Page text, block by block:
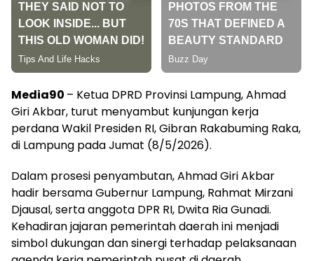
Media90 – Ketua DPRD Provinsi Lampung, Ahmad
Giri Akbar, turut menyambut kunjungan kerja
perdana Wakil Presiden RI, Gibran Rakabuming Raka,
di Lampung pada Jumat (8/5/2026).
Dalam prosesi penyambutan, Ahmad Giri Akbar
hadir bersama Gubernur Lampung, Rahmat Mirzani
Djausal, serta anggota DPR RI, Dwita Ria Gunadi.
Kehadiran jajaran pemerintah daerah ini menjadi
simbol dukungan dan sinergi terhadap pelaksanaan